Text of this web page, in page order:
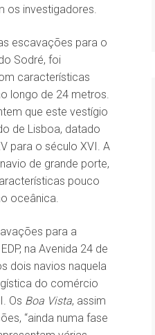
os investigadores.
escavações para o
Sodré, foi
características
longo de 24 metros.
que este vestígio
de Lisboa, datado
para o século XVI. A
de grande porte,
pouco
oceânica.
para a
na Avenida 24 de
dois navios naquela
do comércio
Os Boa Vista, assim
“ainda numa fase